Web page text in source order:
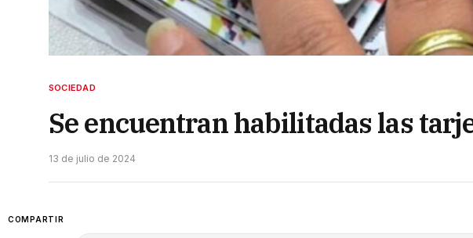
SOCIEDAD
Se encuentran habilitadas las
13 de julio de 2024
COMPARTIR